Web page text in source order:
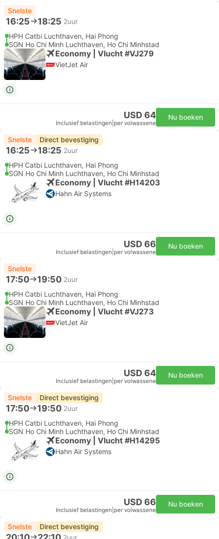
Snelste
16:25 18:25 2uur
HPH Catbi Luchthaven, Hai Phong
SGN Ho Chi Minh Luchthaven, Ho Chi Minhstad
Economy | Vlucht #VJ279
VietJet Air
USD 64
Inclusief belastingen per volwassene
Nu boeken
Snelste Direct bevestiging
16:25 18:25 2uur
HPH Catbi Luchthaven, Hai Phong
SGN Ho Chi Minh Luchthaven, Ho Chi Minhstad
Economy | Vlucht #H14203
Hahn Air Systems
USD 66
Inclusief belastingen per volwassene
Nu boeken
Snelste
17:50 19:50 2uur
HPH Catbi Luchthaven, Hai Phong
SGN Ho Chi Minh Luchthaven, Ho Chi Minhstad
Economy | Vlucht #VJ273
VietJet Air
USD 64
Inclusief belastingen per volwassene
Nu boeken
Snelste Direct bevestiging
17:50 19:50 2uur
HPH Catbi Luchthaven, Hai Phong
SGN Ho Chi Minh Luchthaven, Ho Chi Minhstad
Economy | Vlucht #H14295
Hahn Air Systems
USD 66
Inclusief belastingen per volwassene
Nu boeken
Snelste Direct bevestiging
2uur